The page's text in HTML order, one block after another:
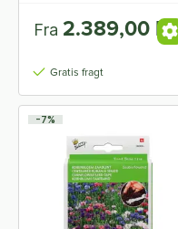
Fra 2.389,00 kr.
Gratis fragt
-7%